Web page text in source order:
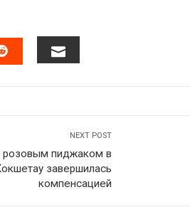
NEXT POST
розовым пиджаком в
завершилась
компенсацией